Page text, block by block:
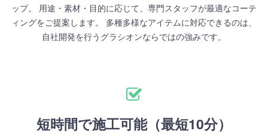
ップ。 用途・素材・目的に応じて、専門スタッフが最適なコーテ
ィングをご提案します。 多種多様なアイテムに対応できるのは、
自社開発を行うグラシオンならではの強みです。
短時間で施工可能（最短10分）